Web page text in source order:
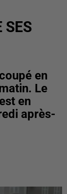
SES
en
Le
en
après-